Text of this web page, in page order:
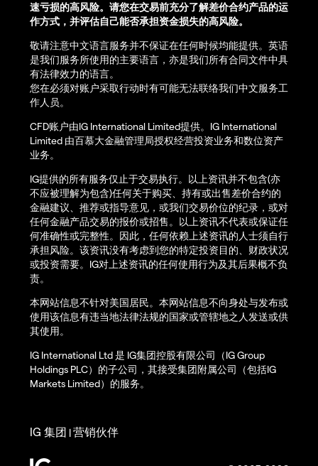
速亏损的高风险。请您在交易前充分了解差价合约产品的运
作方式，并评估自己能否承担资金损失的高风险。
敬请注意中文语言服务并不保证在任何时候均能提供。英语
是我们服务所使用的主要语言，亦是我们所有合同文件中具
有法律效力的语言。
您在必须对账户采取行动时有可能无法联络我们中文服务工
作人员。
CFD账户由IG International Limited提供。IG International
Limited 由百慕大金融管理局授权经营投资业务和数位资产
业务。
IG提供的所有服务仅止于交易执行。以上资讯并不包含(亦
不应被理解为包含)任何关于购买、持有或出售差价合约的
金融建议、推荐或指导意见，或我们交易价位的纪录，或对
任何金融产品交易的报价或招售。以上资讯不代表或保证任
何准确性或完整性。因此，任何依赖上述资讯的人士须自行
承担风险。该资讯没有考虑到您的特定投资目的、财政状况
或投资需要。IG对上述资讯的任何使用行为及其后果概不负
责。
本网站信息不针对美国居民。本网站信息不向身处与发布或
使用该信息有违当地法律法规的国家或管辖地之人发送或供
其使用。
IG International Ltd 是 IG集团控股有限公司（IG Group
Holdings PLC）的子公司，其接受集团附属公司（包括IG
Markets Limited）的服务。
IG 集团 |营销伙伴